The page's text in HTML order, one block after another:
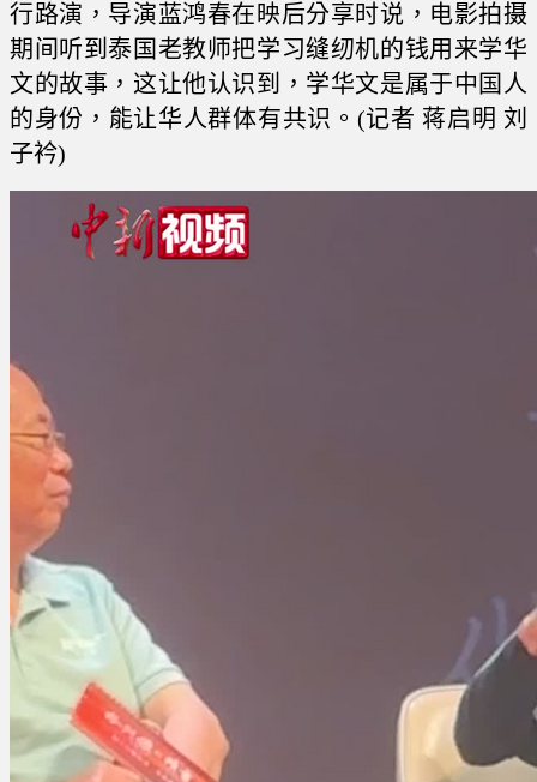
行路演，导演蓝鸿春在映后分享时说，电影拍摄
期间听到泰国老教师把学习缝纫机的钱用来学华
文的故事，这让他认识到，学华文是属于中国人
的身份，能让华人群体有共识。(记者 蒋启明 刘
子衿)